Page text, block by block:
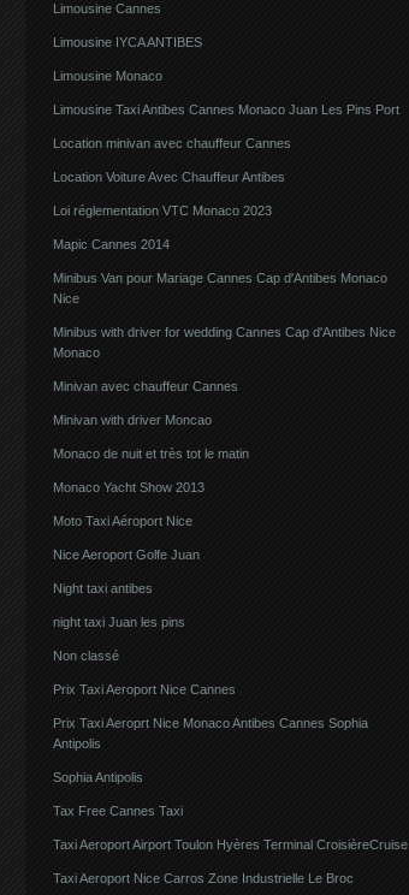
Limousine Cannes
Limousine IYCA ANTIBES
Limousine Monaco
Limousine Taxi Antibes Cannes Monaco Juan Les Pins Port
Location minivan avec chauffeur Cannes
Location Voiture Avec Chauffeur Antibes
Loi réglementation VTC Monaco 2023
Mapic Cannes 2014
Minibus Van pour Mariage Cannes Cap d'Antibes Monaco
Nice
Minibus with driver for wedding Cannes Cap d'Antibes Nice
Monaco
Minivan avec chauffeur Cannes
Minivan with driver Moncao
Monaco de nuit et très tot le matin
Monaco Yacht Show 2013
Moto Taxi Aéroport Nice
Nice Aeroport Golfe Juan
Night taxi antibes
night taxi Juan les pins
Non classé
Prix Taxi Aeroport Nice Cannes
Prix Taxi Aeroprt Nice Monaco Antibes Cannes Sophia
Antipolis
Sophia Antipolis
Tax Free Cannes Taxi
Taxi Aeroport Airport Toulon Hyères Terminal CroisièreCruise
Taxi Aeroport Nice Carros Zone Industrielle Le Broc